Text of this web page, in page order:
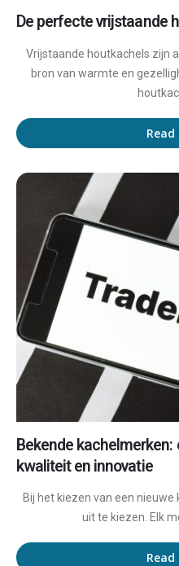
De perfecte vrijstaande
Vrijstaande houtkachels zijn
bron van warmte en
Bekende kachelmerken:
kwaliteit en innovatie
Bij het kiezen van een
uit te kiezen. Elk